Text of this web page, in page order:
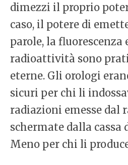
dimezzi il proprio
caso, il potere di
parole, la fluorescenza
radioattività sono
eterne. Gli orologi
sicuri per chi li
radiazioni emesse dal
schermate dalla cassa
Meno per chi li